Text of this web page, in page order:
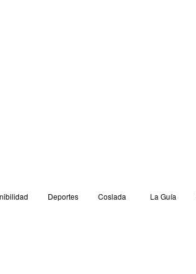
Deportes Coslada La Guía